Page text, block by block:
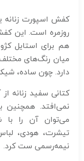
کفش اسپورت زنانه
روزمره است. این
هم برای استایل
میان رنگ‌های
دارد. چون ساده،
کتانی سفید زنانه
نمی‌افتد. همچنین
می‌توان آن را با
تیشرت، هودی،
نیمه‌رسمی ست کرد.